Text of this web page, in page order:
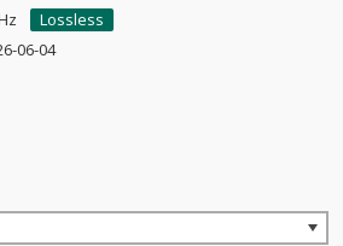
Lossless
06-04